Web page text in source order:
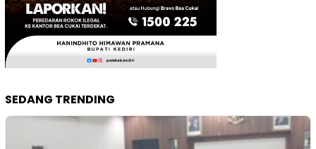
SEDANG TRENDING